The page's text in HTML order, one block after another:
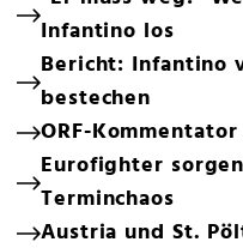
Infantino los
Bericht: Infantino
bestechen
ORF-
Eurofighter
Terminchaos
Austria und St.